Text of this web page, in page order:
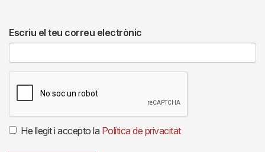
Escriu el teu correu electrònic
He llegit i accepto la Política de privacitat